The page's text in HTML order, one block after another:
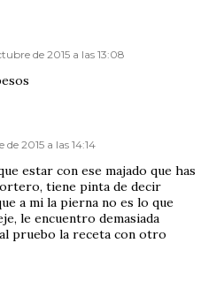
de 2015 a las 13:08
de 2015 a las 14:14
estar con ese majado que has
tiene pinta de decir
a mi la pierna no es lo que
le encuentro demasiada
pruebo la receta con otro